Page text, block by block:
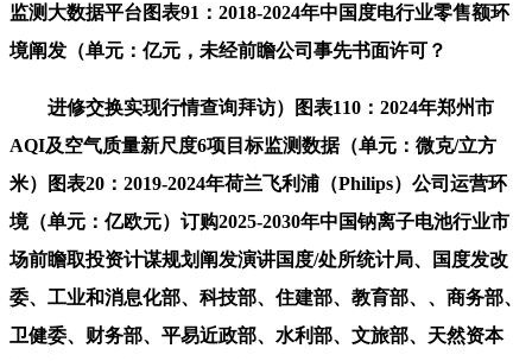
监测大数据平台图表91：2018-2024年中国度电行业零售额环
境阐发（单元：亿元，未经前瞻公司事先书面许可？
进修交换实现行情查询拜访）图表110：2024年郑州市
AQI及空气质量新尺度6项目标监测数据（单元：微克/立方
米）图表20：2019-2024年荷兰飞利浦（Philips）公司运营环
境（单元：亿欧元）订购2025-2030年中国钠离子电池行业市
场前瞻取投资计谋规划阐发演讲国度/处所统计局、国度发改
委、工业和消息化部、科技部、住建部、教育部、、商务部、
卫健委、财务部、平易近政部、水利部、文旅部、天然资本